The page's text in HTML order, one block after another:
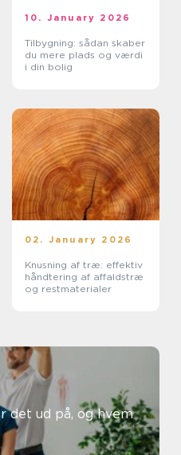
10. January 2026
Tilbygning: sådan skaber
du mere plads og værdi
i din bolig
02. January 2026
Knusning af træ: effektiv
håndtering af affaldstræ
og restmaterialer
det ud på, og hvem